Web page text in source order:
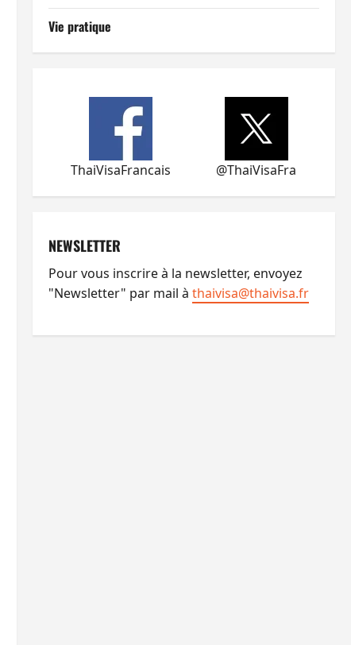
Vie pratique
ThaiVisaFrancais @ThaiVisaFra
NEWSLETTER
Pour vous inscrire à la newsletter, envoyez
"Newsletter" par mail à thaivisa@thaivisa.fr